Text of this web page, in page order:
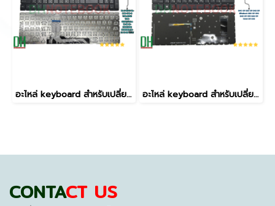
อะไหล่ keyboard สำหรับเปลี่ยน รุ่น Victus 16-D 16T-D 16-R 16-E 16-S TPN-Q263 TPN-Q264,Victus 15-FB 15-FB0015NR FB1013DX,15-FA 15-FB ไม่มีไฟ อะไหล่ keyboard สำหรับเปลี่ยน รุ่น EliteBook 840 G9 830 G9 845 G9 EliteBook 830 G9 G10 840 G9 G10 845 G9 1040 G9 G10 มีไฟ
CONTACT US